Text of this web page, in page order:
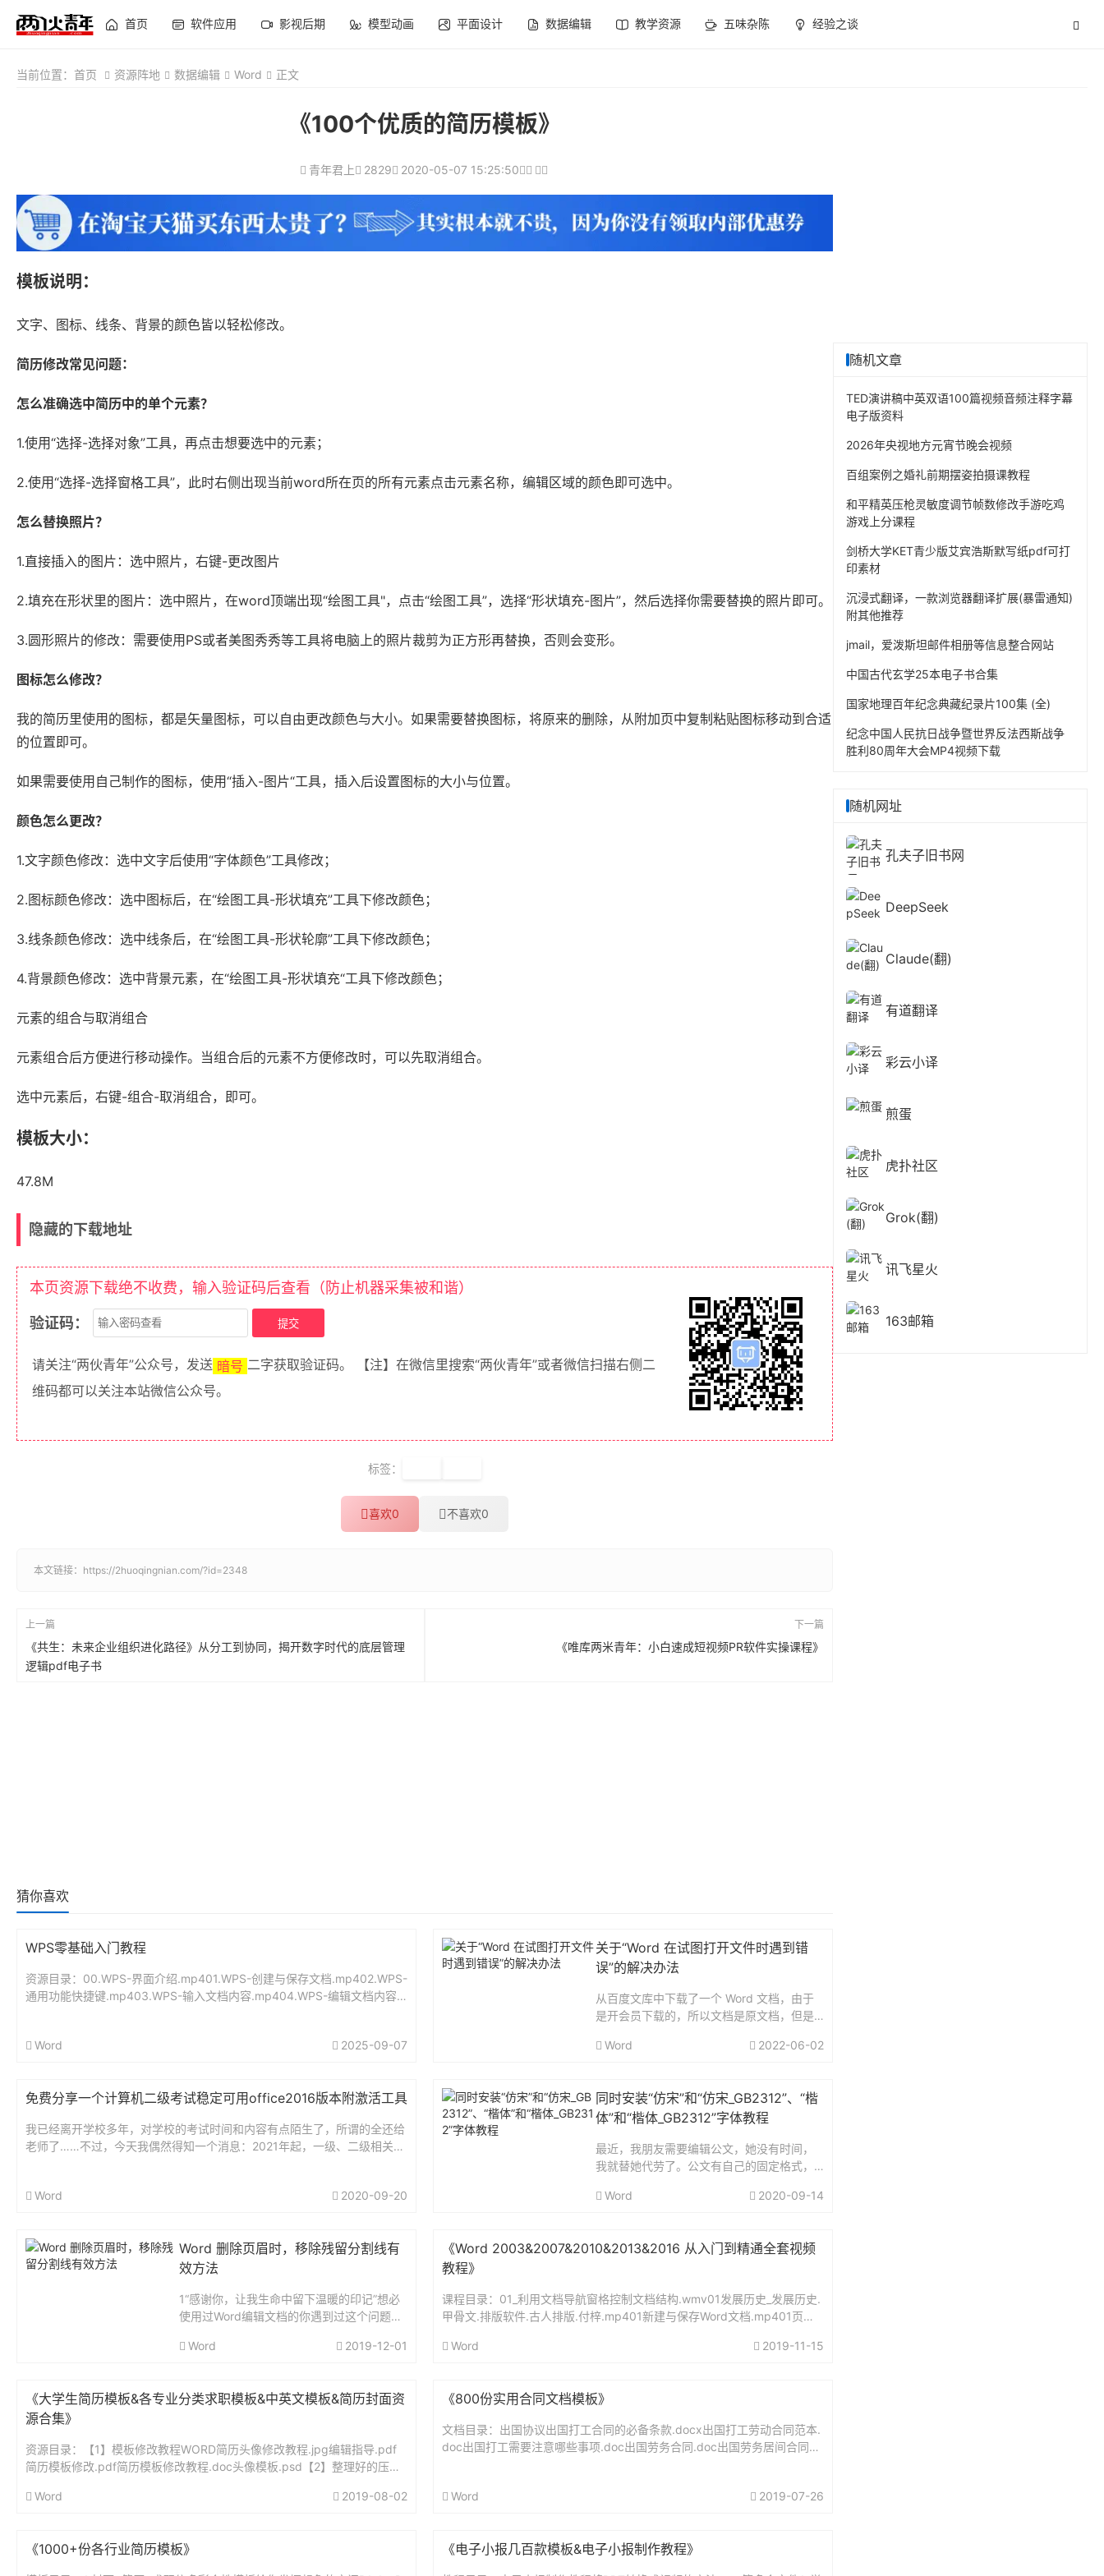
首页 软件应用 影视后期 模型动画 平面设计 数据编辑 教学资源 五味杂陈 经验之谈
当前位置： 首页 资源阵地 数据编辑 Word 正文
《100个优质的简历模板》
青年君上 2829 2020-05-07 15:25:50
模板说明：
文字、图标、线条、背景的颜色皆以轻松修改。
简历修改常见问题：
怎么准确选中简历中的单个元素？
1.使用“选择-选择对象”工具，再点击想要选中的元素；
2.使用“选择-选择窗格工具”，此时右侧出现当前word所在页的所有元素点击元素名称，编辑区域的颜色即可选中。
怎么替换照片？
1.直接插入的图片：选中照片，右键-更改图片
2.填充在形状里的图片：选中照片，在word顶端出现“绘图工具"，点击“绘图工具”，选择“形状填充-图片”，然后选择你需要替换的照片即可。
3.圆形照片的修改：需要使用PS或者美图秀秀等工具将电脑上的照片裁剪为正方形再替换，否则会变形。
图标怎么修改？
我的简历里使用的图标，都是矢量图标，可以自由更改颜色与大小。如果需要替换图标，将原来的删除，从附加页中复制粘贴图标移动到合适
的位置即可。
如果需要使用自己制作的图标，使用“插入-图片“工具，插入后设置图标的大小与位置。
颜色怎么更改？
1.文字颜色修改：选中文字后使用“字体颜色”工具修改；
2.图标颜色修改：选中图标后，在“绘图工具-形状填充”工具下修改颜色；
3.线条颜色修改：选中线条后，在“绘图工具-形状轮廓”工具下修改颜色；
4.背景颜色修改：选中背景元素，在“绘图工具-形状填充“工具下修改颜色；
元素的组合与取消组合
元素组合后方便进行移动操作。当组合后的元素不方便修改时，可以先取消组合。
选中元素后，右键-组合-取消组合，即可。
模板大小：
47.8M
隐藏的下载地址
本页资源下载绝不收费，输入验证码后查看（防止机器采集被和谐）
验证码：
请关注“两伙青年”公众号，发送 暗号 二字获取验证码。 【注】在微信里搜索“两伙青年”或者微信扫描右侧二
维码都可以关注本站微信公众号。
标签：
喜欢0 不喜欢0
本文链接： https://2huoqingnian.com/?id=2348
上一篇
《共生：未来企业组织进化路径》从分工到协同，揭开数字时代的底层管理
逻辑pdf电子书
下一篇
《唯库两米青年：小白速成短视频PR软件实操课程》
猜你喜欢
WPS零基础入门教程
资源目录：00.WPS-界面介绍.mp401.WPS-创建与保存文档.mp402.WPS-
通用功能快捷键.mp403.WPS-输入文档内容.mp404.WPS-编辑文档内容.
Word 2025-09-07
关于“Word 在试图打开文件时遇到错
误”的解决办法
从百度文库中下载了一个 Word 文档，由于
是开会员下载的，所以文档是原文档，但是
示。Word 在试图打开文件时遇到错误。请尝
Word 2022-06-02
免费分享一个计算机二级考试稳定可用office2016版本附激活工具
我已经离开学校多年，对学校的考试时间和内容有点陌生了，所谓的全还给
老师了……不过，今天我偶然得知一个消息：2021年起，一级、二级相关M
Word 2020-09-20
同时安装“仿宋”和“仿宋_GB2312”、“楷
体”和“楷体_GB2312”字体教程
最近，我朋友需要编辑公文，她没有时间，
我就替她代劳了。公文有自己的固定格式，
里推荐一个word和wps的插件：小恐龙公文
Word 2020-09-14
Word 删除页眉时，移除残留分割线有
效方法
1“感谢你，让我生命中留下温暖的印记”想必
使用过Word编辑文档的你遇到过这个问题：
按钮后，总会残留一条分割线，如下图所
Word 2019-12-01
《Word 2003&2007&2010&2013&2016 从入门到精通全套视频
教程》
课程目录：01_利用文档导航窗格控制文档结构.wmv01发展历史_发展历史.
甲骨文.排版软件.古人排版.付梓.mp401新建与保存Word文档.mp401页面
Word
2019-11-15
《大学生简历模板&各专业分类求职模板&中英文模板&简历封面资
源合集》
资源目录：【1】模板修改教程WORD简历头像修改教程.jpg编辑指导.pdf
简历模板修改.pdf简历模板修改教程.doc头像模板.psd【2】整理好的压缩
Word
2019-08-02
《800份实用合同文档模板》
文档目录：出国协议出国打工合同的必备条款.docx出国打工劳动合同范本.
doc出国打工需要注意哪些事项.doc出国劳务合同.doc出国劳务居间合同
Word 2019-07-26
《1000+份各行业简历模板》 《电子小报几百款模板&电子小报制作教程》
随机文章
TED演讲稿中英双语100篇视频音频注释字幕
电子版资料
2026年央视地方元宵节晚会视频
百组案例之婚礼前期摆姿拍摄课教程
和平精英压枪灵敏度调节帧数修改手游吃鸡
游戏上分课程
剑桥大学KET青少版艾宾浩斯默写纸pdf可打
印素材
沉浸式翻译，一款浏览器翻译扩展(暴雷通知)
附其他推荐
jmail，爱泼斯坦邮件相册等信息整合网站
中国古代玄学25本电子书合集
国家地理百年纪念典藏纪录片100集 (全)
纪念中国人民抗日战争暨世界反法西斯战争
胜利80周年大会MP4视频下载
随机网址
孔夫子旧书网
DeepSeek
Claude(翻)
有道翻译
彩云小译
煎蛋
虎扑社区
Grok(翻)
讯飞星火
163邮箱